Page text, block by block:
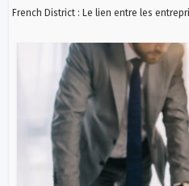
French District : Le lien entre les